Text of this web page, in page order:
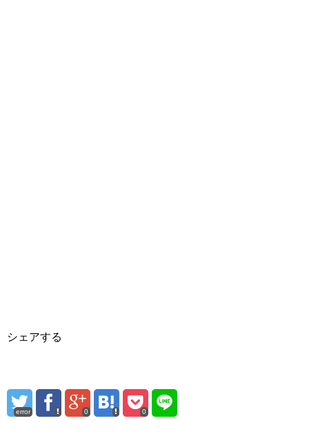
シェアする
error 0 0